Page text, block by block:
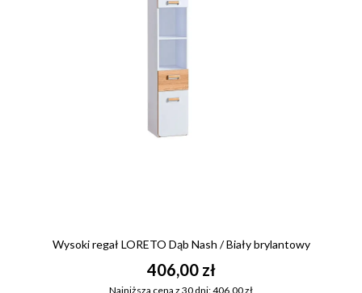
Wysoki regał LORETO Dąb Nash / Biały brylantowy
406,00 zł
Najniższa cena z 30 dni: 406,00 zł